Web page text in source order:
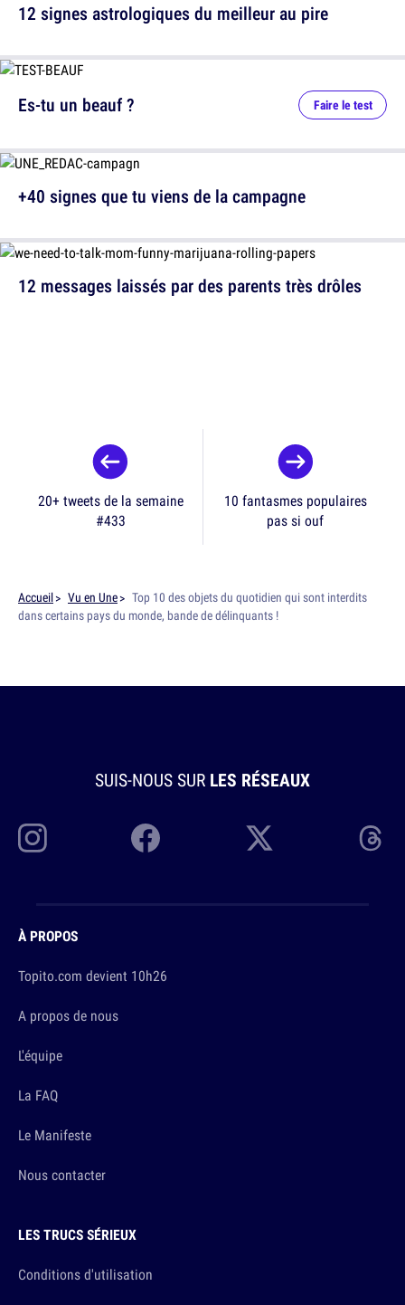
12 signes astrologiques du meilleur au pire
12 messages laissés par des parents très drôles
Es-tu un beauf ? Faire le test
+40 signes que tu viens de la campagne
20+ tweets de la semaine
#433
10 fantasmes populaires
pas si ouf
Accueil Vu en Une
Top 10 des objets du quotidien qui sont interdits
dans certains pays du monde, bande de délinquants !
SUIS-NOUS SUR LES RÉSEAUX
À PROPOS
Topito.com devient 10h26
A propos de nous
L'équipe
La FAQ
Le Manifeste
Nous contacter
LES TRUCS SÉRIEUX
Conditions d'utilisation